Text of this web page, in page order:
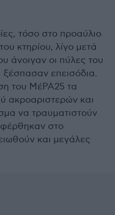
τόσο στο προαύλιο
κτηρίου, λίγο μετά
άνοιγαν οι πύλες του
ξέσπασαν επεισόδια.
του ΜέΡΑ25 τα
ακροαριστερών και
να τραυματιστούν
στο
και μεγάλες